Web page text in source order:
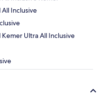
Inclusive
Ultra All Inclusive